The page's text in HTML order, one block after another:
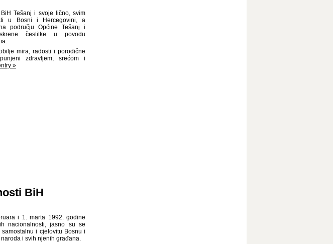
Tešanj i svoje lično, svim
u Bosni i Hercegovini, a
području Općine Tešanj i
čestitke u povodu
mira, radosti i porodične
zdravljem, srećom i
»
BiH
i 1. marta 1992. godine
nacionalnosti, jasno su se
i cjelovitu Bosnu i
i svih njenih građana.